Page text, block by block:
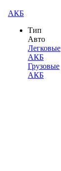
АКБ
Тип
Авто
Легковые
АКБ
Грузовые
АКБ